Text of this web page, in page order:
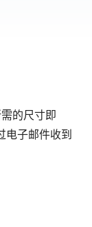
的尺寸即
电子邮件收到